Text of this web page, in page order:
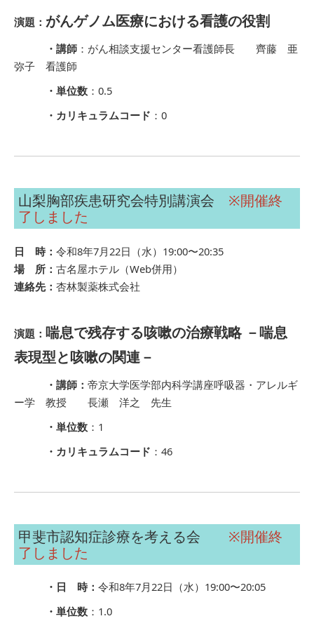
演題： がんゲノム医療における看護の役割
・講師 ：がん相談支援センター看護師長 齊藤 亜
弥子 看護師
・単位数 ：0.5
・カリキュラムコード ：0
山梨胸部疾患研究会特別講演会 ※開催終
了しました
日 時： 令和8年7月22日（水）19:00〜20:35
場 所： 古名屋ホテル（Web併用）
連絡先： 杏林製薬株式会社
演題： 喘息で残存する咳嗽の治療戦略 －喘息
表現型と咳嗽の関連－
・講師： 帝京大学医学部内科学講座呼吸器・アレルギ
ー学 教授 長瀬 洋之 先生
・単位数 ：1
・カリキュラムコード ：46
甲斐市認知症診療を考える会 ※開催終
了しました
・日 時： 令和8年7月22日（水）19:00〜20:05
・単位数 ：1.0